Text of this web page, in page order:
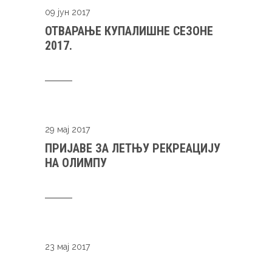
09 јун 2017
ОТВАРАЊЕ КУПАЛИШНЕ СЕЗОНЕ
2017.
29 мај 2017
ПРИЈАВЕ ЗА ЛЕТЊУ РЕКРЕАЦИЈУ
НА ОЛИМПУ
23 мај 2017